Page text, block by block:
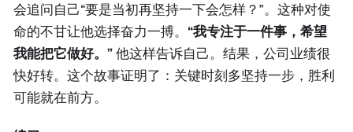
会追问自己“要是当初再坚持一下会怎样？”。这种对使
命的不甘让他选择奋力一搏。 “我专注于一件事，希望
我能把它做好。” 他这样告诉自己。结果，公司业绩很
快好转。这个故事证明了：关键时刻多坚持一步，胜利
可能就在前方。